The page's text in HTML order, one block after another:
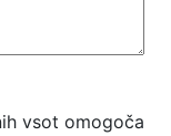
vsot omogoča